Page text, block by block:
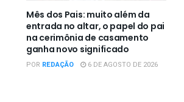
Mês dos Pais: muito além da
entrada no altar, o papel do pai
na cerimônia de casamento
ganha novo significado
POR REDAÇÃO 6 DE AGOSTO DE 2026